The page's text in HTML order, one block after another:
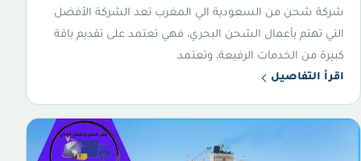
شركة شحن من السعودية الي المغرب تعد الشركة الأفضل
التي تهتم بأعمال الشحن البحري، فهي تعتمد على تقديم باقة
كبيرة من الخدمات الرفيعة، وتعتمد
اقرأ التفاصيل